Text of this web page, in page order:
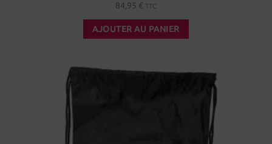
84,95 € TTC
AJOUTER AU PANIER